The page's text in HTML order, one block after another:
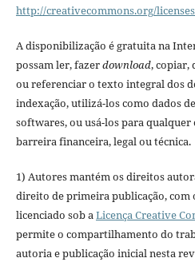
http://creativecommons.org/
A disponibilização é gratuita na
possam ler, fazerdownload, copiar,
ou referenciar o texto integral dos
indexação, utilizá-los como dados
softwares, ou usá-los para
barreira financeira, legal ou técnica.
1) Autores mantém os direitos
direito de primeira publicação,
licenciado sob aLicença Creative
permite o compartilhamento do
autoria e publicação inicial nesta